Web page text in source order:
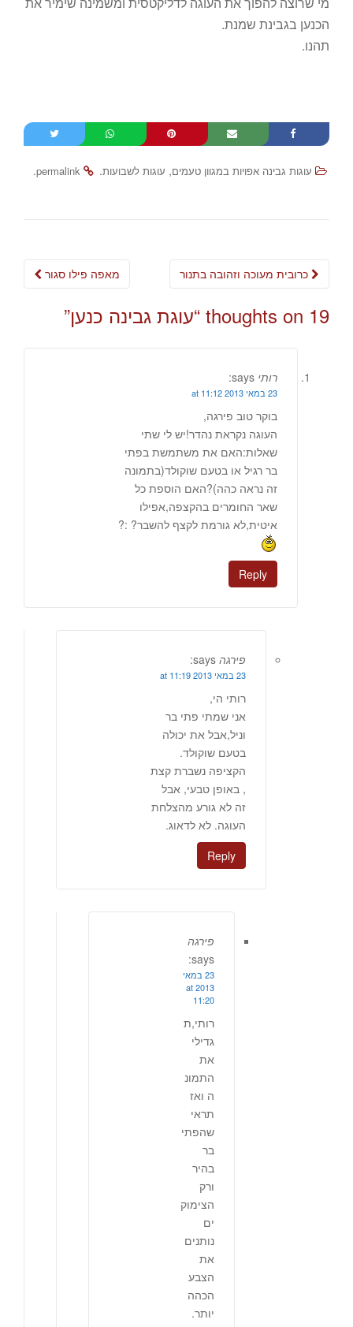
הכנען בגבינת שמנת.
תהנו.
עוגות גבינה אפויות במגוון טעמים, עוגות לשבועות.
permalink
.
Post
מאפה פילו סגור
19 thoughts on “ עוגת גבינה כנען”
רותי says:
23 במאי 2013 at 11:12
בוקר טוב פירגה,
העוגה נקראת נהדר!יש לי שתי
שאלות:האם את משתמשת בפתי
בר רגיל או בטעם שוקולד(בתמונה
זה נראה כהה)?האם הוספת כל
שאר החומרים בהקצפה,אפילו
איטית,לא גורמת לקצף להשבר? :?
Reply
פירגה says:
23 במאי 2013 at 11:19
רותי הי,
אני שמתי פתי בר
וניל,אבל את יכולה
בטעם שוקולד.
הקציפה נשברת קצת
, באופן טבעי, אבל
זה לא גורע מהצלחת
העוגה. לא לדאוג.
Reply
פירגה
says:
23 במאי
2013 at
11:20
רותי,ת
גדילי
את
התמונ
ה ואז
תראי
שהפתי
בר
בהיר
ורק
הצימוק
ים
נותנים
את
הצבע
הכהה
יותר.